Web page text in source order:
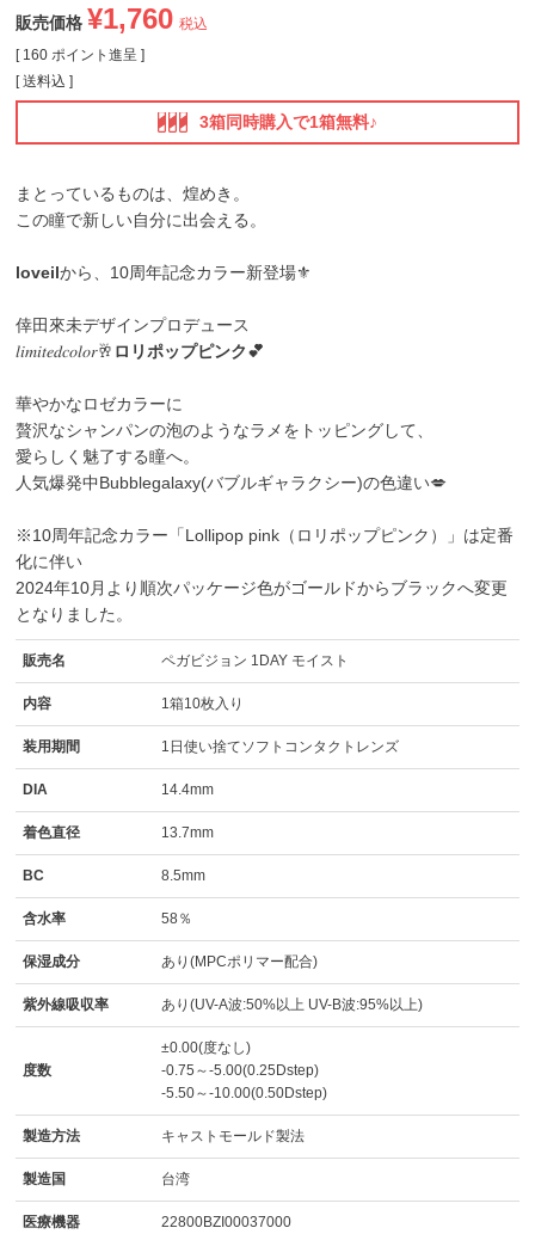
販売価格 ¥1,760 税込
[ 160 ポイント進呈 ]
送料込
3箱同時購入で1箱無料♪
まとっているものは、煌めき。
この瞳で新しい自分に出会える。
loveilから、10周年記念カラー新登場⚜️
倖田來未デザインプロデュース
𝑙𝑖𝑚𝑖𝑡𝑒𝑑𝑐𝑜𝑙𝑜𝑟🥂 ロリポップピンク💕
華やかなロゼカラーに
贅沢なシャンパンの泡のようなラメをトッピングして、
愛らしく魅了する瞳へ。
人気爆発中Bubblegalaxy(バブルギャラクシー)の色違い💋
※10周年記念カラー「Lollipop pink（ロリポップピンク）」は定番
化に伴い
2024年10月より順次パッケージ色がゴールドからブラックへ変更
となりました。
販売名 ペガビジョン 1DAY モイスト
内容 1箱10枚入り
装用期間 1日使い捨てソフトコンタクトレンズ
DIA 14.4mm
着色直径 13.7mm
BC 8.5mm
含水率 58％
保湿成分 あり(MPCポリマー配合)
紫外線吸収率 あり(UV-A波:50%以上 UV-B波:95%以上)
度数
±0.00(度なし)
-0.75～-5.00(0.25Dstep)
-5.50～-10.00(0.50Dstep)
製造方法 キャストモールド製法
製造国 台湾
医療機器
22800BZI00037000